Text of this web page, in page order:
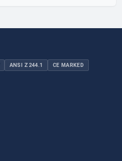
ANSI Z244.1 CE MARKED